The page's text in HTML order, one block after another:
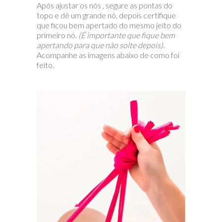
Após ajustar os nós , segure as pontas do
topo e dê um grande nó, depois certifique
que ficou bem apertado do mesmo jeito do
primeiro nó. (É importante que fique bem
apertando para que não solte depois).
Acompanhe as imagens abaixo de como foi
feito.